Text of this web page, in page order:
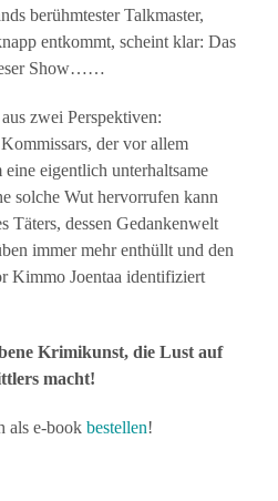
berühmtester Talkmaster,
entkommt, scheint klar: Das
Show……
zwei Perspektiven:
der vor allem
eigentlich unterhaltsame
solche Wut hervorrufen kann
Täters, dessen Gedankenwelt
immer mehr enthüllt und den
Kimmo Joentaa identifiziert
Krimikunst, die Lust auf
macht!
als e-book bestellen!